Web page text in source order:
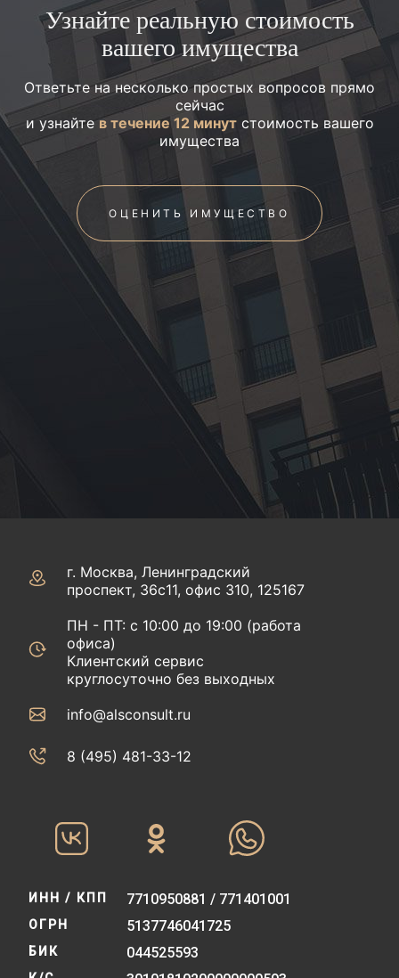
Узнайте реальную стоимость
вашего имущества
Ответьте на несколько простых вопросов прямо
сейчас
и узнайтев течение 12 минутстоимость вашего
имущества
ОЦЕНИТЬ ИМУЩЕСТВО
г. Москва, Ленинградский
проспект, 36с11, офис 310, 125167
ПН - ПТ: с 10:00 до 19:00 (работа
офиса)
Клиентский сервис
круглосуточно без выходных
info@alsconsult.ru
8 (495) 481-33-12‬‬
ИНН / КПП 7710950881 / 771401001
ОГРН 5137746041725
БИК 044525593